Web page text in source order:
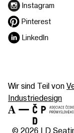
Instagram
Pinterest
LinkedIn
Wir sind Teil von
Industriedesign
© 2026 LD